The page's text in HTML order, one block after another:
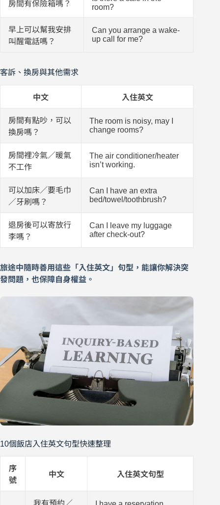
房間有保險箱嗎？
room?
早上可以幫我安排
叫醒電話嗎？
Can you arrange a wake-
up call for me?
客訴、換房與其他需求
中文 入住英文
房間有點吵，可以
換房嗎？
The room is noisy, may I
change rooms?
房間裡冷氣／暖氣
不工作
The air conditioner/heater
isn’t working.
可以加床／要毛巾
／牙刷嗎？
Can I have an extra
bed/towel/toothbrush?
退房後可以寄放行
李嗎？
Can I leave my luggage
after check-out?
旅途中隨時善用這些「入住英文」句型，能讓你解決突
發問題，也保障自身權益。
10個飯店入住英文句型快速整理
序
號
中文 入住英文句型